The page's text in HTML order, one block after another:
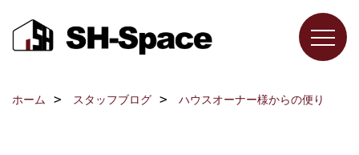
ホーム スタッフブログ ハウスオーナー様からの便り